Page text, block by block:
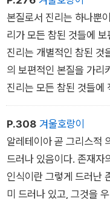
본질로서 진리는 하나뿐
리가 모든 참된 것들에
진리는 개별적인 참된 것
의 보편적인 본질을 가리
진리는 모든 참된 것들에
한 것‘이라는 명제가 생
불변하며 영원한가? 하이
일치하는 것이기는 하지
다‘는 명제가 따라 나오
이 변한다고 해서 그 본
는 것은 아니기 때문이다
P.308 겨울호랑이
알레테이아 곧 그리스적
드러나 있음이다. 존재자
인식이란 그렇게 드러난
미 드러나 있고, 그것을